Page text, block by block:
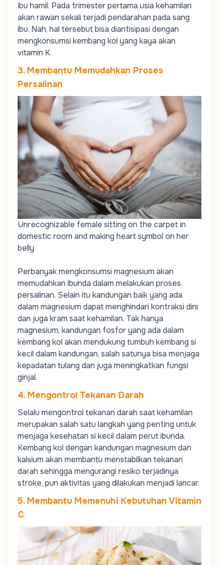
ibu hamil. Pada trimester pertama usia kehamilan
akan rawan sekali terjadi pendarahan pada sang
ibu. Nah, hal tersebut bisa diantisipasi dengan
mengkonsumsi kembang kol yang kaya akan
vitamin K.
3. Membantu Memudahkan Proses
Persalinan
Unrecognizable female sitting on the carpet in
domestic room and making heart symbol on her
belly
Perbanyak mengkonsumsi magnesium akan
memudahkan ibunda dalam melakukan proses
persalinan. Selain itu kandungan baik yang ada
dalam magnesium dapat menghindari kontraksi dini
dan juga kram saat kehamilan. Tak hanya
magnesium, kandungan fosfor yang ada dalam
kembang kol akan mendukung tumbuh kembang si
kecil dalam kandungan, salah satunya bisa menjaga
kepadatan tulang dan juga meningkatkan fungsi
ginjal.
4. Mengontrol Tekanan Darah
Selalu mengontrol tekanan darah saat kehamilan
merupakan salah satu langkah yang penting untuk
menjaga kesehatan si kecil dalam perut ibunda.
Kembang kol dengan kandungan magnesium dan
kalsium akan membantu menstabilkan tekanan
darah sehingga mengurangi resiko terjadinya
stroke, pun aktivitas yang dilakukan menjadi lancar.
5. Membantu Memenuhi Kebutuhan Vitamin
C